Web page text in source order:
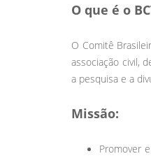
O que é o
O Comitê
associação civil,
a pesquisa e a
Missão:
Promover